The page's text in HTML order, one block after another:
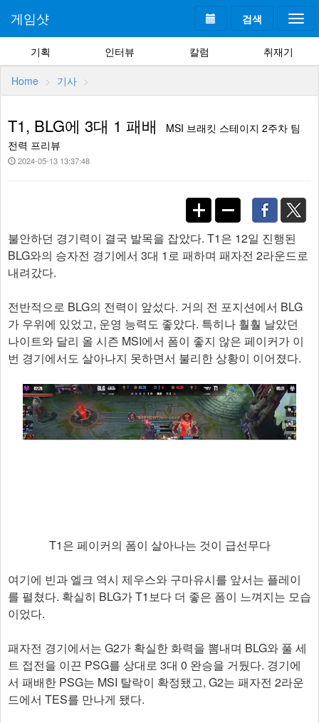
검색
게임샷
기획 인터뷰 칼럼 취재기
Home 기사
T1, BLG에 3대 1 패배
MSI 브래킷 스테이지 2주차 팀
전력 프리뷰
2024-05-13 13:37:48
불안하던 경기력이 결국 발목을 잡았다. T1은 12일 진행된
BLG와의 승자전 경기에서 3대 1로 패하며 패자전 2라운드로
내려갔다.
전반적으로 BLG의 전력이 앞섰다. 거의 전 포지션에서 BLG
가 우위에 있었고, 운영 능력도 좋았다. 특히나 훨훨 날았던
나이트와 달리 올 시즌 MSI에서 폼이 좋지 않은 페이커가 이
번 경기에서도 살아나지 못하면서 불리한 상황이 이어졌다.
T1은 페이커의 폼이 살아나는 것이 급선무다
여기에 빈과 엘크 역시 제우스와 구마유시를 앞서는 플레이
를 펼쳤다. 확실히 BLG가 T1보다 더 좋은 폼이 느껴지는 모습
이었다.
패자전 경기에서는 G2가 확실한 화력을 뽐내며 BLG와 풀 세
트 접전을 이끈 PSG를 상대로 3대 0 완승을 거뒀다. 경기에
서 패배한 PSG는 MSI 탈락이 확정됐고, G2는 패자전 2라운
드에서 TES를 만나게 됐다.